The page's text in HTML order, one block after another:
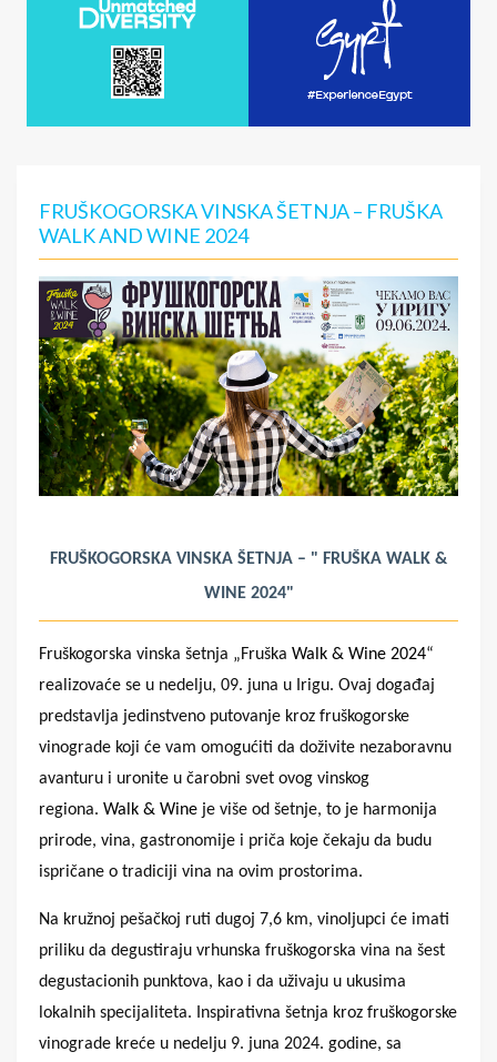
FRUŠKOGORSKA VINSKA ŠETNJA – FRUŠKA
WALK AND WINE 2024
FRUŠKOGORSKA VINSKA ŠETNJA – " FRUŠKA WALK &
WINE 2024"
Fruškogorska vinska šetnja „Fruška Walk & Wine 2024“
realizovaće se u nedelju, 09. juna u Irigu. Ovaj događaj
predstavlja jedinstveno putovanje kroz fruškogorske
vinograde koji će vam omogućiti da doživite nezaboravnu
avanturu i uronite u čarobni svet ovog vinskog
regiona. Walk & Wine je više od šetnje, to je harmonija
prirode, vina, gastronomije i priča koje čekaju da budu
ispričane o tradiciji vina na ovim prostorima.
Na kružnoj pešačkoj ruti dugoj 7,6 km, vinoljupci će imati
priliku da degustiraju vrhunska fruškogorska vina na šest
degustacionih punktova, kao i da uživaju u ukusima
lokalnih specijaliteta. Inspirativna šetnja kroz fruškogorske
vinograde kreće u nedelju 9. juna 2024. godine, sa